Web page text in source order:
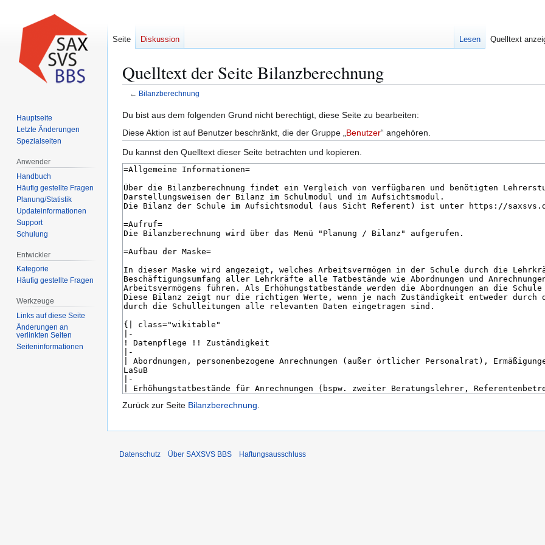
Quelltext der Seite Bilanzberechnung
← Bilanzberechnung
Zur
Navigation
springen
Zur
Suche
springen
Du bist aus dem folgenden Grund nicht berechtigt, diese Seite zu bearbeiten:
Diese Aktion ist auf Benutzer beschränkt, die der Gruppe „ Benutzer“ angehören.
Du kannst den Quelltext dieser Seite betrachten und kopieren.
Zurück zur Seite Bilanzberechnung
Seite Diskussion Lesen Quelltext
Hauptseite
Letzte Änderungen
Spezialseiten
Anwender
Handbuch
Häufig gestellte Fragen
Planung/Statistik
Updateinformationen
Support
Schulung
Entwickler
Kategorie
Häufig gestellte Fragen
Werkzeuge
Links auf diese Seite
Änderungen an
verlinkten Seiten
Seiten­­informationen
Datenschutz Über SAXSVS BBS Haftungsausschluss